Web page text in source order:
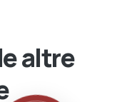
altre